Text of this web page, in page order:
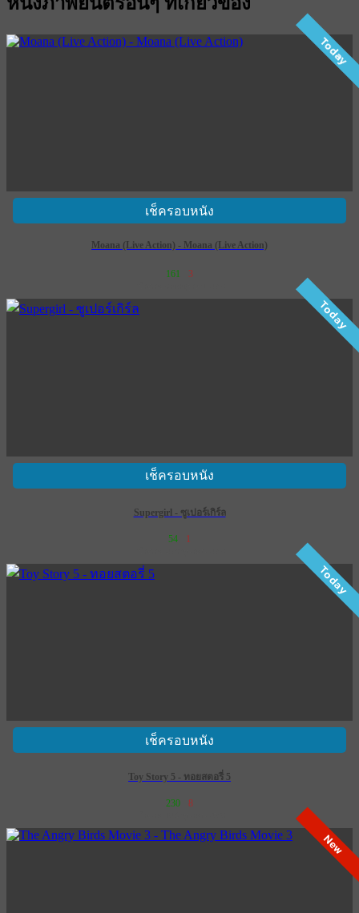
Today
เช็ครอบหนัง
Moana (Live Action) - Moana (Live Action)
161 3
Today
เช็ครอบหนัง
Supergirl - ซูเปอร์เกิร์ล
54 1
Today
เช็ครอบหนัง
Toy Story 5 - ทอยสตอรี่ 5
230 8
New